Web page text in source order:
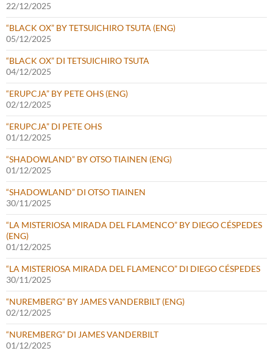
22/12/2025
“BLACK OX” BY TETSUICHIRO TSUTA (ENG)
05/12/2025
“BLACK OX” DI TETSUICHIRO TSUTA
04/12/2025
“ERUPCJA” BY PETE OHS (ENG)
02/12/2025
“ERUPCJA” DI PETE OHS
01/12/2025
“SHADOWLAND” BY OTSO TIAINEN (ENG)
01/12/2025
“SHADOWLAND” DI OTSO TIAINEN
30/11/2025
“LA MISTERIOSA MIRADA DEL FLAMENCO” BY DIEGO CÉSPEDES
(ENG)
01/12/2025
“LA MISTERIOSA MIRADA DEL FLAMENCO” DI DIEGO CÉSPEDES
30/11/2025
“NUREMBERG” BY JAMES VANDERBILT (ENG)
02/12/2025
“NUREMBERG” DI JAMES VANDERBILT
01/12/2025